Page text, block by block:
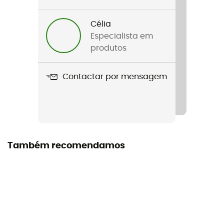
Carga máxima
Origem Europeia Garantida
Célia
Especialista em
produtos
Contactar por mensagem
Também recomendamos